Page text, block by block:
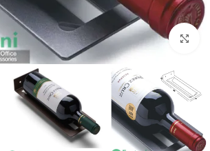
بزرگنمایی تصویر